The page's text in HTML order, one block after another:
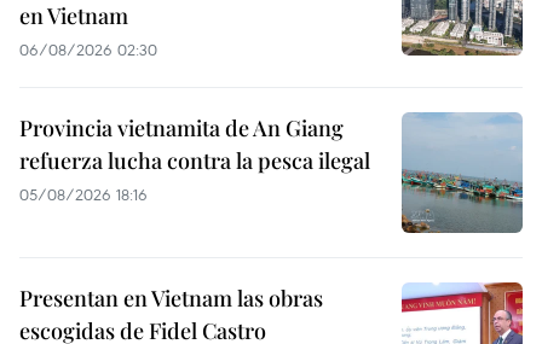
en Vietnam
06/08/2026 02:30
Provincia vietnamita de An Giang
refuerza lucha contra la pesca ilegal
05/08/2026 18:16
Presentan en Vietnam las obras
escogidas de Fidel Castro